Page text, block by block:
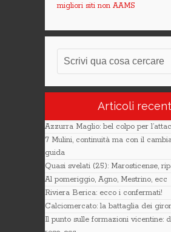
migliori siti non AAMS
Articoli
Azzurra Maglio: bel colpo per
7 Mulini, continuità ma con il
guida
Quasi svelati (25): Marosticense,
Al pomeriggio, Agno, Mestrino, ecc
Riviera Berica: ecco i confermati!
Calciomercato: la battaglia dei
Il punto sulle formazioni vicentine: